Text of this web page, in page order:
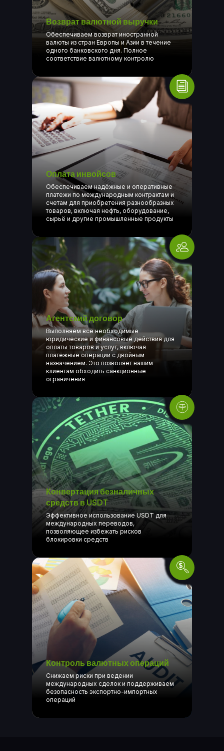
Возврат валютной выручки
Обеспечиваем возврат иностранной
валюты из стран Европы и Азии в течение
одного банковского дня. Полное
соответствие валютному контролю
Оплата инвойсов
Обеспечиваем надёжные и оперативные
платежи по международным контрактам и
счетам для приобретения разнообразных
товаров, включая нефть, оборудование,
сырьё и другие промышленные продукты
Агентский договор
Выполняем все необходимые
юридические и финансовые действия для
оплаты товаров и услуг, включая
платёжные операции с двойным
назначением. Это позволяет нашим
клиентам обходить санкционные
ограничения
Конвертация безналичных
средств в USDT
Эффективное использование USDT для
международных переводов,
позволяющее избежать рисков
блокировки средств
Контроль валютных операций
Снижаем риски при ведении
международных сделок и поддерживаем
безопасность экспортно-импортных
операций